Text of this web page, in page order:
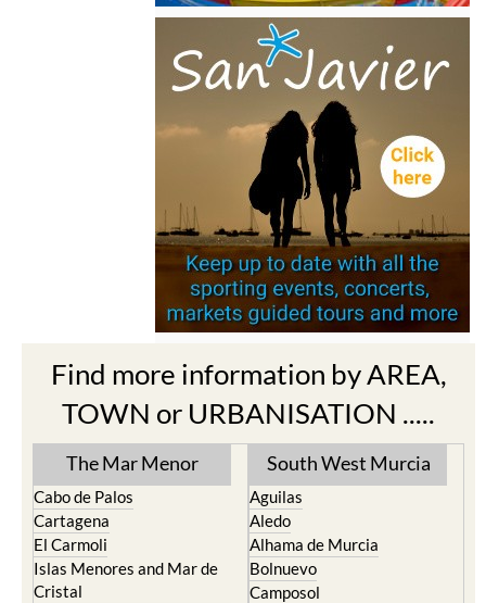
Find more information by AREA,
TOWN or URBANISATION .....
The Mar Menor
Cabo de Palos
Cartagena
El Carmoli
Islas Menores and Mar de
Cristal
South West Murcia
Aguilas
Aledo
Alhama de Murcia
Bolnuevo
Camposol